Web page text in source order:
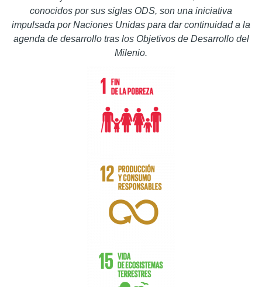
conocidos por sus siglas ODS, son una iniciativa
impulsada por Naciones Unidas para dar continuidad a la
agenda de desarrollo tras los Objetivos de Desarrollo del
Milenio.